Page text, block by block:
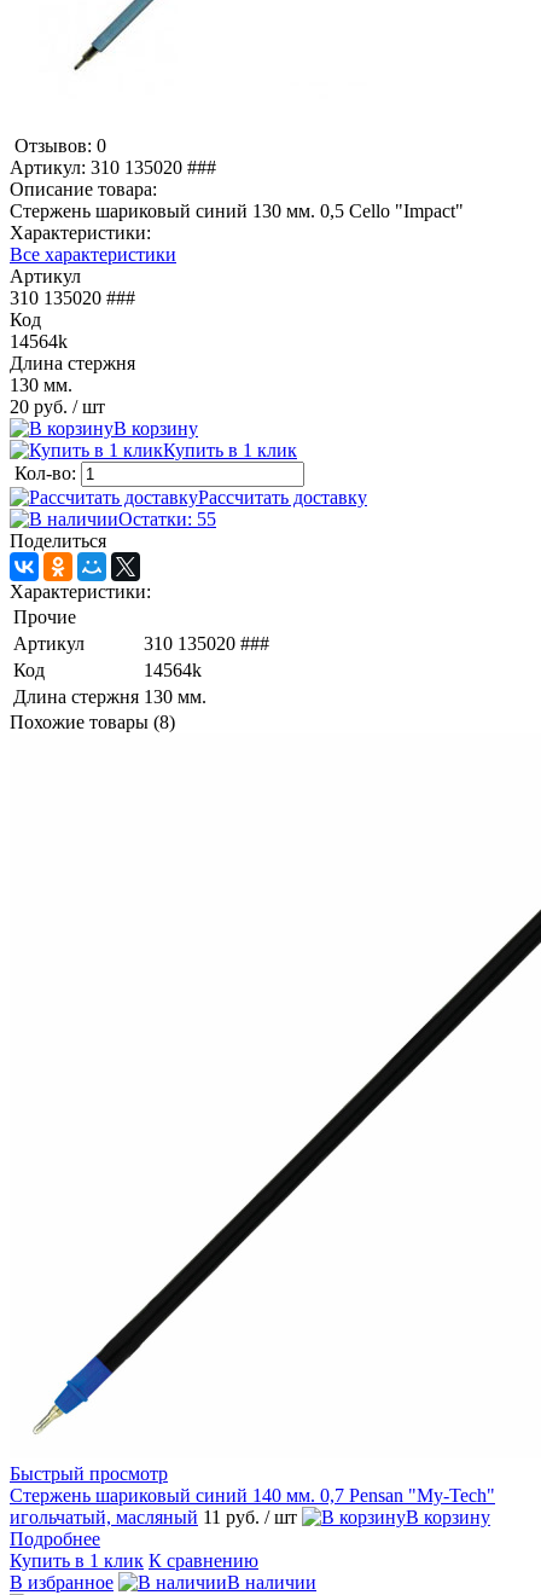
Отзывов: 0
Артикул: 310 135020 ###
Описание товара:
Стержень шариковый синий 130 мм. 0,5 Cello "Impact"
Характеристики:
Все характеристики
Артикул
310 135020 ###
Код
14564k
Длина стержня
130 мм.
20 руб. / шт
В корзину
Купить в 1 клик
Кол-во:
Рассчитать доставку
Остатки: 55
Поделиться
Характеристики:
Прочие
Артикул
310 135020 ###
Код
14564k
Длина стержня 130 мм.
Похожие товары (8)
Быстрый просмотр
Стержень шариковый синий 140 мм. 0,7 Pensan "Мy-Tech"
игольчатый, масляный 11 руб. / шт
В корзину
Подробнее
Купить в 1 клик К сравнению
В избранное
В наличии